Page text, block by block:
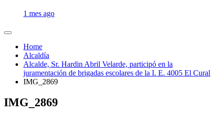
1 mes ago
Home
Alcaldía
Alcalde, Sr. Hardin Abril Velarde, participó en la
juramentación de brigadas escolares de la I. E. 4005 El Cural
IMG_2869
IMG_2869